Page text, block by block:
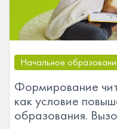
Начальное
Формирование
как условие
образования.